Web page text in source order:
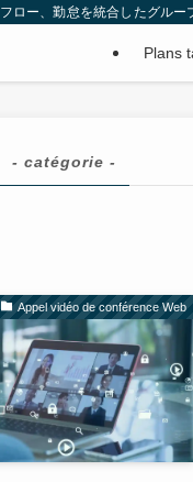
ロー、勤怠を統合したグル
Plans
- catégorie -
Appel vidéo de conférence Web